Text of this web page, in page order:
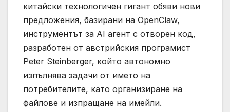
китайски технологичен гигант обяви нови
предложения, базирани на OpenClaw,
инструментът за AI агент с отворен код,
разработен от австрийския програмист
Peter Steinberger, който автономно
изпълнява задачи от името на
потребителите, като организиране на
файлове и изпращане на имейли.